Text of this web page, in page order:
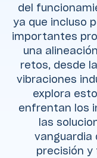
del
ya que incluso
importantes
una
retos, desde
vibraciones
explora
enfrentan los
las
vanguardia
precisión y